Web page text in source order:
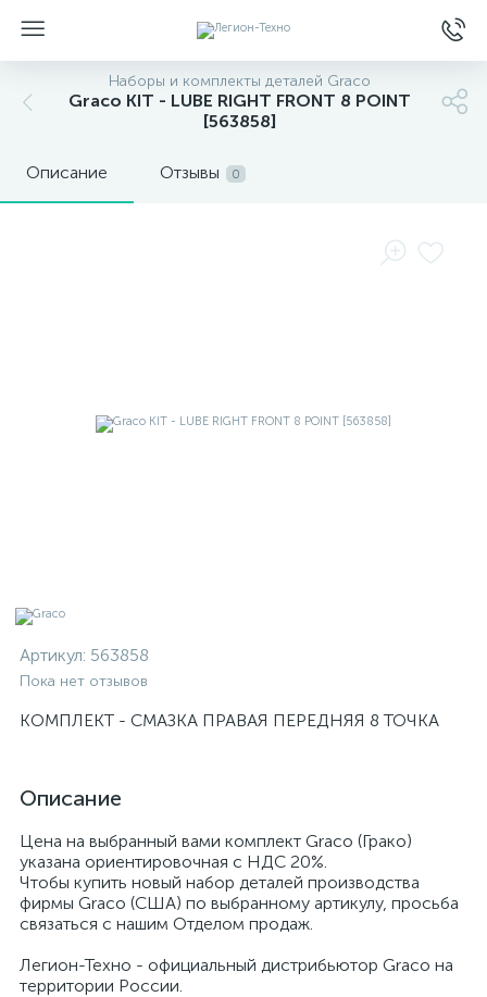
Наборы и комплекты деталей Graco
Graco KIT - LUBE RIGHT FRONT 8 POINT
[563858]
Описание Отзывы 0
Артикул: 563858
Пока нет отзывов
КОМПЛЕКТ - СМАЗКА ПРАВАЯ ПЕРЕДНЯЯ 8 ТОЧКА
Описание
Цена на выбранный вами комплект Graco (Грако)
указана ориентировочная с НДС 20%.
Чтобы купить новый набор деталей производства
фирмы Graco (США) по выбранному артикулу, просьба
связаться с нашим Отделом продаж.
Легион-Техно - официальный дистрибьютор Graco на
территории России.